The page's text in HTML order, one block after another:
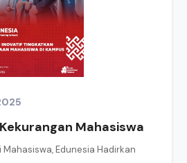
Mahasiswa
Edunesia Hadirkan